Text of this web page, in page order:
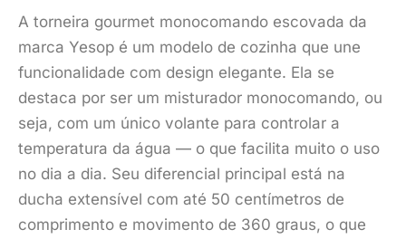
A torneira gourmet monocomando escovada da
marca Yesop é um modelo de cozinha que une
funcionalidade com design elegante. Ela se
destaca por ser um misturador monocomando, ou
seja, com um único volante para controlar a
temperatura da água — o que facilita muito o uso
no dia a dia. Seu diferencial principal está na
ducha extensível com até 50 centímetros de
comprimento e movimento de 360 graus, o que